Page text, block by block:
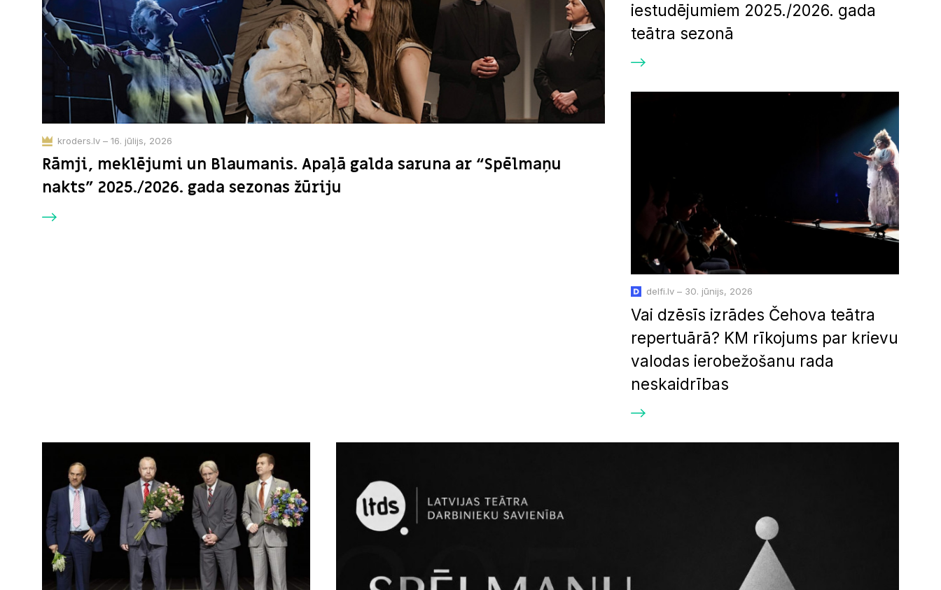
kroders.lv – 16. jūlijs, 2026
Rāmji, meklējumi un Blaumanis. Apaļā galda saruna ar “Spēlmaņu
nakts” 2025./2026. gada sezonas žūriju
iestudējumiem 2025./2026. gada
teātra sezonā
delfi.lv – 30. jūnijs, 2026
Vai dzēsīs izrādes Čehova teātra
repertuārā? KM rīkojums par krievu
valodas ierobežošanu rada
neskaidrības